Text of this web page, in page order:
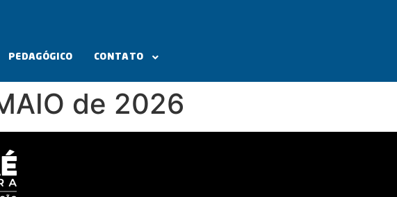
PEDAGÓGICO CONTATO
de 2026